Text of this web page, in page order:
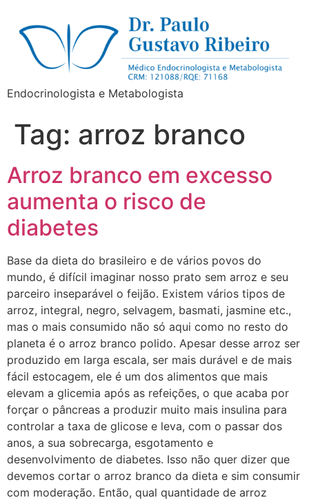
Endocrinologista e Metabologista
Tag: arroz branco
Arroz branco em excesso
aumenta o risco de
diabetes
Base da dieta do brasileiro e de vários povos do
mundo, é difícil imaginar nosso prato sem arroz e seu
parceiro inseparável o feijão. Existem vários tipos de
arroz, integral, negro, selvagem, basmati, jasmine etc.,
mas o mais consumido não só aqui como no resto do
planeta é o arroz branco polido. Apesar desse arroz ser
produzido em larga escala, ser mais durável e de mais
fácil estocagem, ele é um dos alimentos que mais
elevam a glicemia após as refeições, o que acaba por
forçar o pâncreas a produzir muito mais insulina para
controlar a taxa de glicose e leva, com o passar dos
anos, a sua sobrecarga, esgotamento e
desenvolvimento de diabetes. Isso não quer dizer que
devemos cortar o arroz branco da dieta e sim consumir
com moderação. Então, qual quantidade de arroz